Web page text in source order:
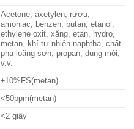
Acetone, axetylen, rượu,
amoniac, benzen, butan, etanol,
ethylene oxit, xăng, etan, hydro,
metan, khí tự nhiên naphtha, chất
pha loãng sơn, propan, dung môi,
v.v.
±10%FS(metan)
<50ppm(metan)
<2 giây